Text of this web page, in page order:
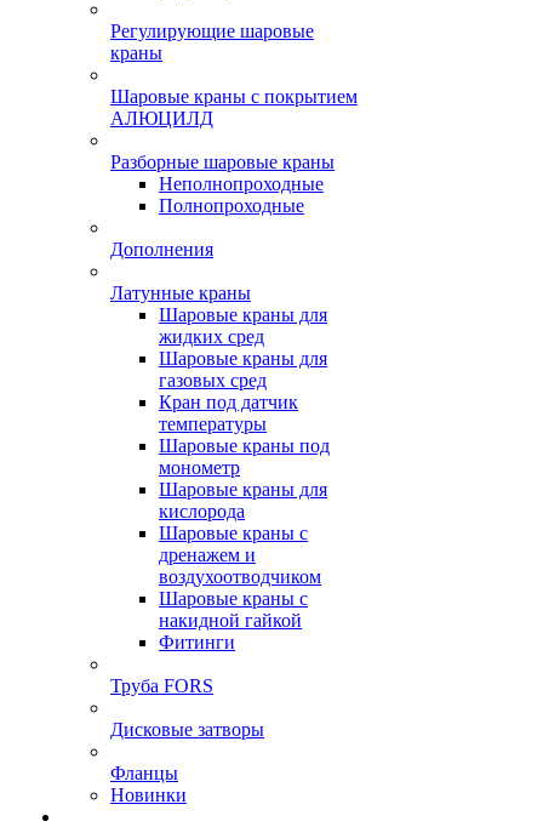
Регулирующие шаровые
краны
Шаровые краны с покрытием
АЛЮЦИЛД
Разборные шаровые краны
Неполнопроходные
Полнопроходные
Дополнения
Латунные краны
Шаровые краны для
жидких сред
Шаровые краны для
газовых сред
Кран под датчик
температуры
Шаровые краны под
монометр
Шаровые краны для
кислорода
Шаровые краны с
дренажем и
воздухоотводчиком
Шаровые краны с
накидной гайкой
Фитинги
Труба FORS
Дисковые затворы
Фланцы
Новинки